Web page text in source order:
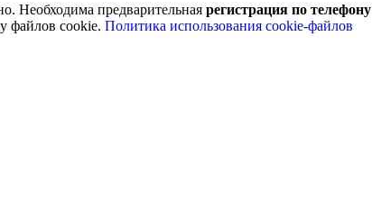
Необходима предварительная регистрация по телефону
файлов cookie. Политика использования cookie-файлов